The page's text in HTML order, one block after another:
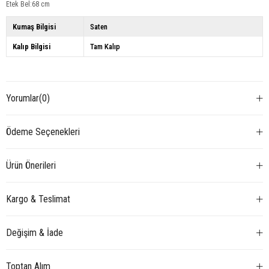
Etek Bel:68 cm
Kumaş Bilgisi Saten
Kalıp Bilgisi Tam Kalıp
Yorumlar(0)
Ödeme Seçenekleri
Ürün Önerileri
Kargo & Teslimat
Değişim & İade
Toptan Alım